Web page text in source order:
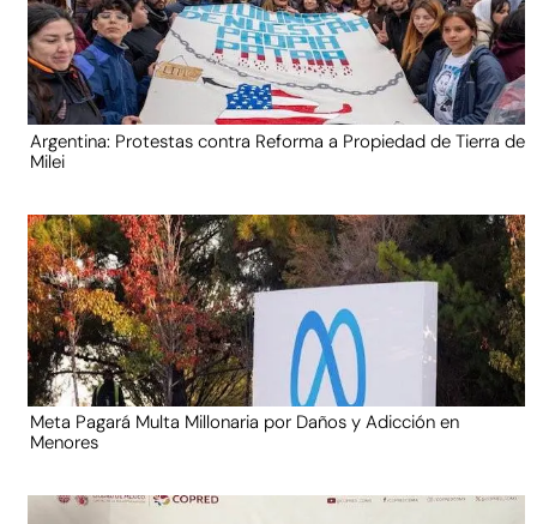
Argentina: Protestas contra Reforma a Propiedad de Tierra de
Milei
Meta Pagará Multa Millonaria por Daños y Adicción en
Menores